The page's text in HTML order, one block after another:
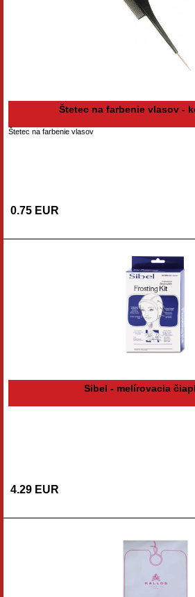
Štetec na farbenie vlasov -
Štetec na farbenie vlasov
0.75 EUR
Sibel - melírovacia
4.29 EUR